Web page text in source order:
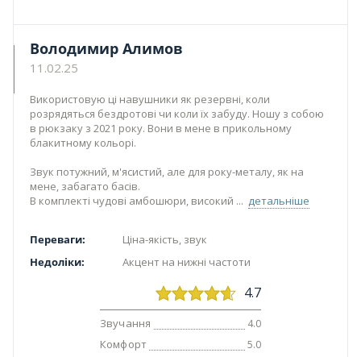
Володимир Алимов
11.02.25
Використовую ці навушники як резервні, коли
розрядяться бездротові чи коли їх забуду. Ношу з собою
в рюкзаку з 2021 року. Вони в мене в прикольному
блакитному кольорі.
Звук потужний, м'ясистий, але для року-металу, як на
мене, забагато басів.
В комплекті чудові амбошюри, високий
детальніше
Переваги:
Ціна-якість, звук
Недоліки:
Акцент на нижні частоти
4.7
Звучання 4.0
Комфорт 5.0